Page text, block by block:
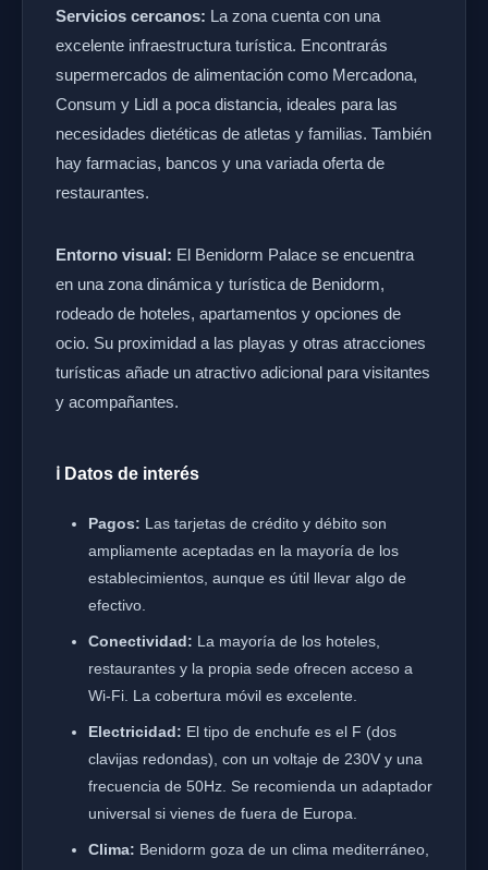
Servicios cercanos: La zona cuenta con una
excelente infraestructura turística. Encontrarás
supermercados de alimentación como Mercadona,
Consum y Lidl a poca distancia, ideales para las
necesidades dietéticas de atletas y familias. También
hay farmacias, bancos y una variada oferta de
restaurantes.
Entorno visual: El Benidorm Palace se encuentra
en una zona dinámica y turística de Benidorm,
rodeado de hoteles, apartamentos y opciones de
ocio. Su proximidad a las playas y otras atracciones
turísticas añade un atractivo adicional para visitantes
y acompañantes.
ℹ️ Datos de interés
Pagos: Las tarjetas de crédito y débito son
ampliamente aceptadas en la mayoría de los
establecimientos, aunque es útil llevar algo de
efectivo.
Conectividad: La mayoría de los hoteles,
restaurantes y la propia sede ofrecen acceso a
Wi-Fi. La cobertura móvil es excelente.
Electricidad: El tipo de enchufe es el F (dos
clavijas redondas), con un voltaje de 230V y una
frecuencia de 50Hz. Se recomienda un adaptador
universal si vienes de fuera de Europa.
Clima: Benidorm goza de un clima mediterráneo,